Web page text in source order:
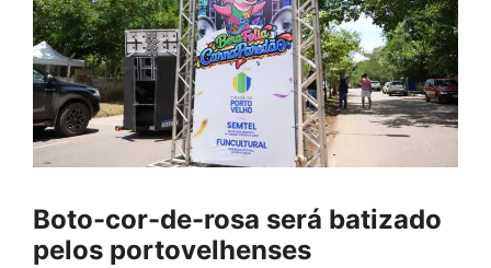
Boto-cor-de-rosa será batizado
pelos portovelhenses